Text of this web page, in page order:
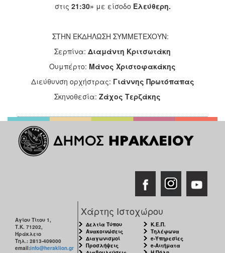
2010
ΗΡΑΚΛΕΙΟ
στις 21:30» με είσοδο Ελεύθερη.
ΣΤΗΝ ΕΚΔΗΛΩΣΗ ΣΥΜΜΕΤΕΧΟΥΝ:
Σερπίνα: Διαμάντη Κριτσωτάκη
Ουμπέρτο: Μάνος Χριστοφακάκης
Διεύθυνση ορχήστρας: Γιάννης Πρωτόπαπας
Σκηνοθεσία: Ζάχος Τερζάκης
Αγίου Τίτου 1,
Τ.Κ. 71202,
Ηράκλειο
Τηλ.: 2813-409000
email:info@heraklion.gr
Χάρτης Ιστοχώρου
Δελτία Τύπου
Ανακοινώσεις
Διαγωνισμοί
Προσλήψεις
Κ.Ε.Π.
Τηλέφωνα
e-Υπηρεσίες
e-Αιτήματα